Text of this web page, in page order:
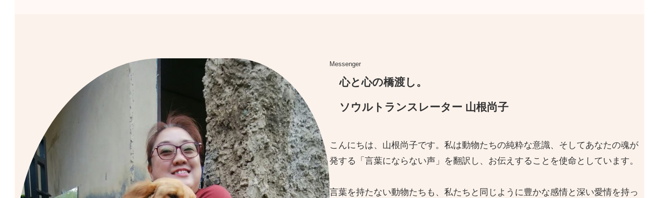
Messenger
心と心の橋渡し。
ソウルトランスレーター 山根尚子
こんにちは、山根尚子です。私は動物たちの純粋な意識、そしてあなたの魂が
発する「言葉にならない声」を翻訳し、お伝えすることを使命としています。
言葉を持たない動物たちも、私たちと同じように豊かな感情と深い愛情を持っ